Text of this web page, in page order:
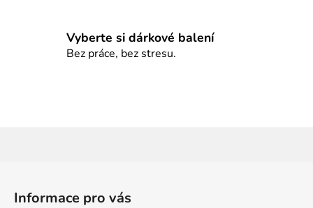
Vyberte si dárkové balení
Bez práce, bez stresu.
Informace pro vás